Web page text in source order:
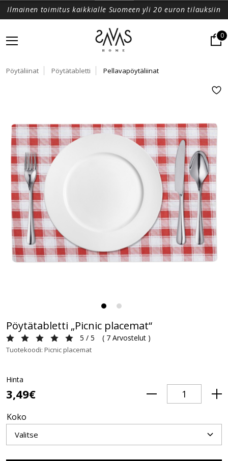
Ilmainen toimitus kaikkialle Suomeen yli 20 euron tilauksiin
0
Pöytäliinat Pöytätabletti Pellavapöytäliinat
Pöytätabletti „Picnic placemat“
5 / 5 ( 7 Arvostelut )
Tuotekoodi: Picnic placemat
Hinta
3,49€
Koko